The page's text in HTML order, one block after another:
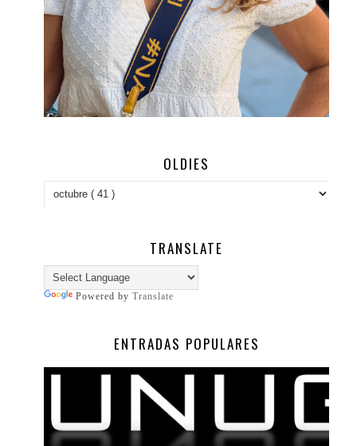
OLDIES
TRANSLATE
Powered by Translate
ENTRADAS POPULARES